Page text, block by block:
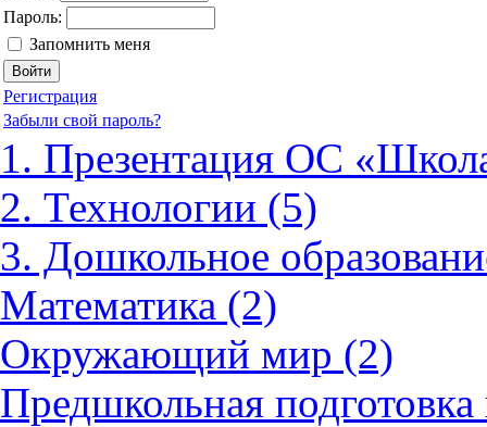
Пароль:
Запомнить меня
Регистрация
Забыли свой пароль?
1. Презентация ОС
2. Технологии (5)
3. Дошкольное
Математика (2)
Окружающий мир (2)
Предшкольная